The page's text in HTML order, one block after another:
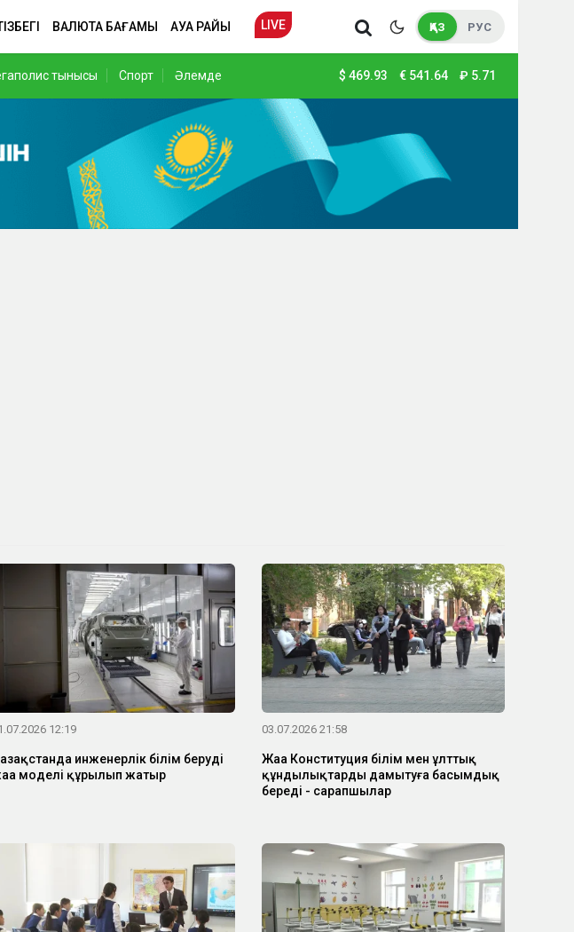
ВАЛЮТА БАҒАМЫ АУА РАЙЫ LIVE ҚАЗ РУС
тынысы Спорт Әлемде $ 469.93 € 541.64 ₽ 5.71
12:19
инженерлік білім берудің
моделі құрылып жатыр
03.07.2026 21:58
Жаңа Конституция білім мен ұлттық
құндылықтарды дамытуға басымдық
береді - сарапшылар